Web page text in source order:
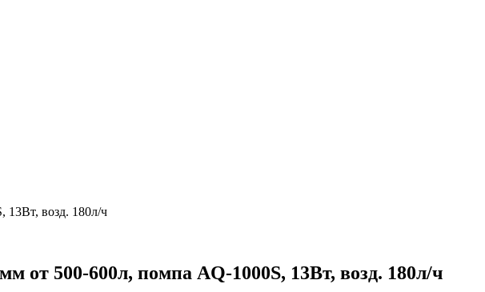
13Вт, возд. 180л/ч
от 500-600л, помпа AQ-1000S, 13Вт, возд. 180л/ч